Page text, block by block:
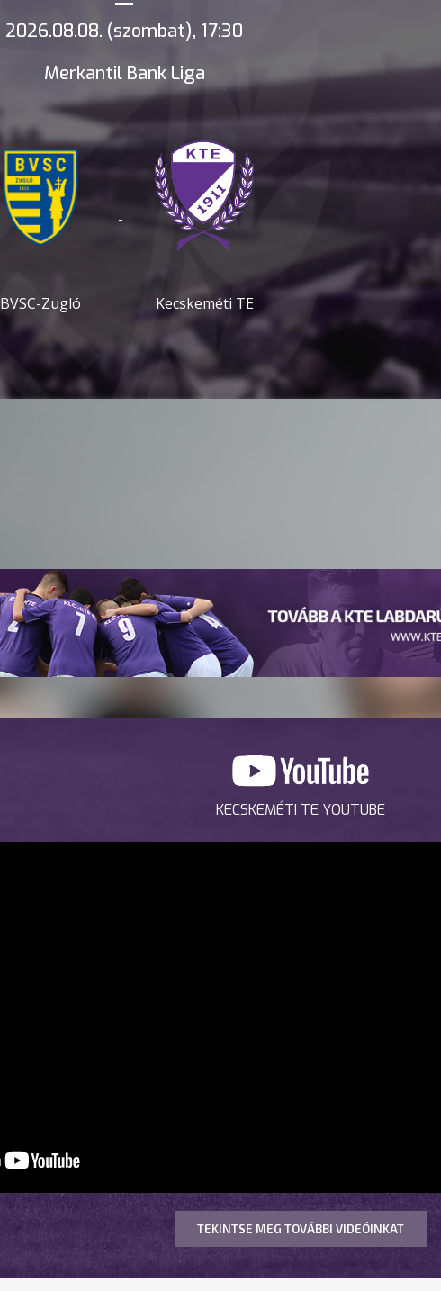
2026.08.08. (szombat), 17:30
Merkantil Bank Liga
BVSC-Zugló
-
Kecskeméti TE
KECSKEMÉTI TE YOUTUBE
TEKINTSE MEG TOVÁBBI VIDEÓINKAT